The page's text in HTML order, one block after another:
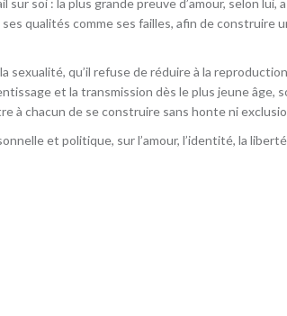
sur soi : la plus grande preuve d’amour, selon lui,
qualités comme ses failles, afin de construire
sexualité, qu’il refuse de réduire à la
et la transmission dès le plus jeune âge,
à chacun de se construire sans honte ni
et politique, sur l’amour, l’identité, la